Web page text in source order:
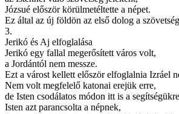
Józsué először körülmetéltette a népet.
Ez által az új földön az első dolog a
3.
Jerikó és Aj elfoglalása
Jerikó egy fallal megerősített város volt,
a Jordántól nem messze.
Ezt a várost kellett először elfoglalnia Izráel
Nem volt megfelelő katonai erejük erre,
de Isten csodálatos módon itt is a
Isten azt parancsolta a népnek,